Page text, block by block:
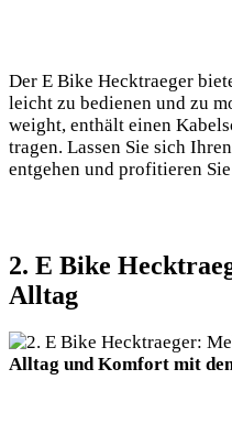
Der E Bike Hecktraeger
leicht zu bedienen und zu
weight, enthält einen
tragen. Lassen Sie sich
entgehen und profitieren
2. E Bike
Alltag
Alltag und Komfort mit